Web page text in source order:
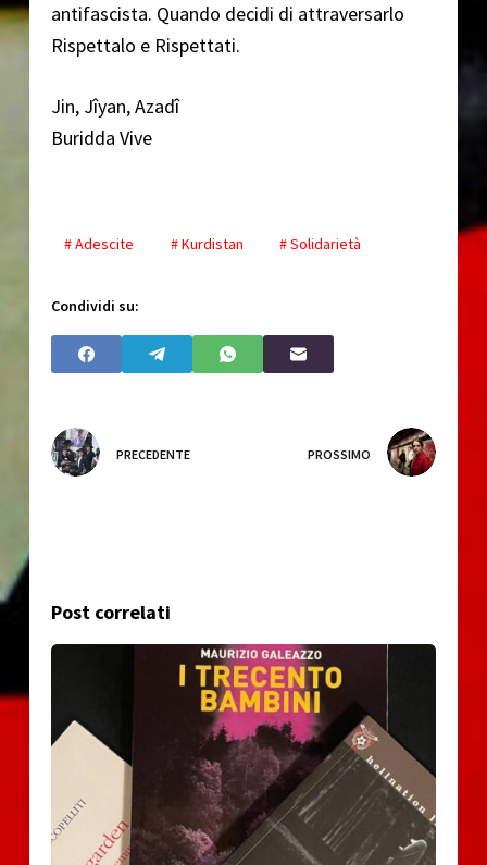
antifascista. Quando decidi di attraversarlo
Rispettalo e Rispettati.
Jin, Jîyan, Azadî
Buridda Vive
# Adescite # Kurdistan # Solidarietà
Condividi su:
PRECEDENTE PROSSIMO
Post correlati